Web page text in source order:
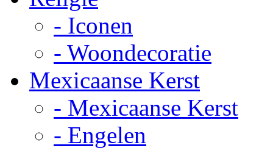
- Iconen
- Woondecoratie
Mexicaanse Kerst
- Mexicaanse Kerst
- Engelen